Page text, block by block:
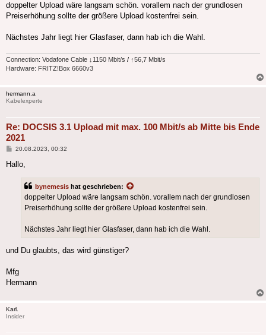
doppelter Upload wäre langsam schön. vorallem nach der grundlosen
Preiserhöhung sollte der größere Upload kostenfrei sein.
Nächstes Jahr liegt hier Glasfaser, dann hab ich die Wahl.
Connection: Vodafone Cable ↓ 1150 Mbit/s / ↑56,7 Mbit/s
Hardware: FRITZ!Box 6660v3
hermann.a
Kabelexperte
Re: DOCSIS 3.1 Upload mit max. 100 Mbit/s ab Mitte bis Ende
2021
Beitrag
20.08.2023, 00:32
Hallo,
bynemesis hat geschrieben:
doppelter Upload wäre langsam schön. vorallem nach der grundlosen
Preiserhöhung sollte der größere Upload kostenfrei sein.
Nächstes Jahr liegt hier Glasfaser, dann hab ich die Wahl.
und Du glaubts, das wird günstiger?
Mfg
Hermann
Karl.
Insider